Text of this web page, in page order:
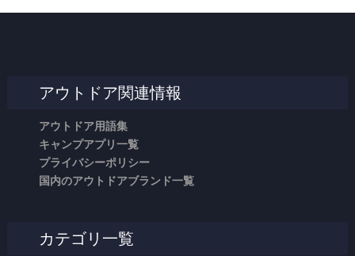
アウトドア関連情報
アウトドア用語集
キャンプアプリ一覧
プライバシーポリシー
国内のアウトドアブランド一覧
カテゴリ一覧